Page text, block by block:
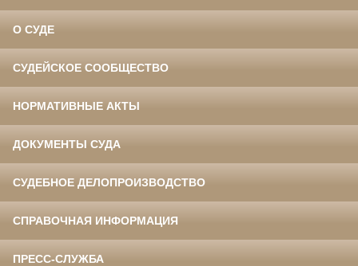
О СУДЕ
СУДЕЙСКОЕ СООБЩЕСТВО
НОРМАТИВНЫЕ АКТЫ
ДОКУМЕНТЫ СУДА
СУДЕБНОЕ ДЕЛОПРОИЗВОДСТВО
СПРАВОЧНАЯ ИНФОРМАЦИЯ
ПРЕСС-СЛУЖБА